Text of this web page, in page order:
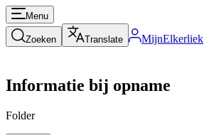
Menu
Zoeken Translate MijnElkerliek
Informatie bij opname
Folder